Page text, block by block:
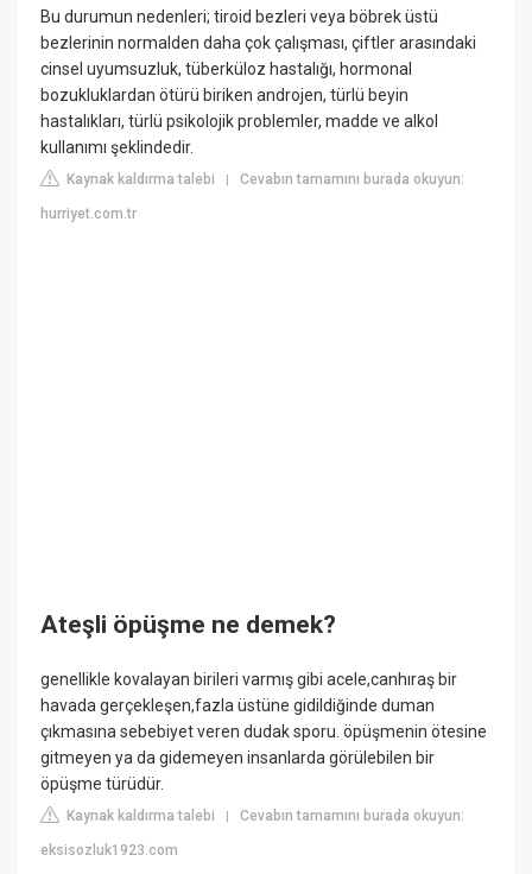
Bu durumun nedenleri; tiroid bezleri veya böbrek üstü
bezlerinin normalden daha çok çalışması, çiftler arasındaki
cinsel uyumsuzluk, tüberküloz hastalığı, hormonal
bozukluklardan ötürü biriken androjen, türlü beyin
hastalıkları, türlü psikolojik problemler, madde ve alkol
kullanımı şeklindedir.
Kaynak kaldırma talebi |Cevabın tamamını burada okuyun:
hurriyet.com.tr
Ateşli öpüşme ne demek?
genellikle kovalayan birileri varmış gibi acele,canhıraş bir
havada gerçekleşen,fazla üstüne gidildiğinde duman
çıkmasına sebebiyet veren dudak sporu. öpüşmenin ötesine
gitmeyen ya da gidemeyen insanlarda görülebilen bir
öpüşme türüdür.
Kaynak kaldırma talebi |Cevabın tamamını burada okuyun:
eksisozluk1923.com